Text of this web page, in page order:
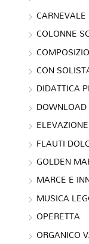
CARNEVALE
COLONNE
CON
DIDATTICA
DOWNLOAD
FLAUTI
GOLDEN
MARCE E
MUSICA
OPERETTA
ORGANICO